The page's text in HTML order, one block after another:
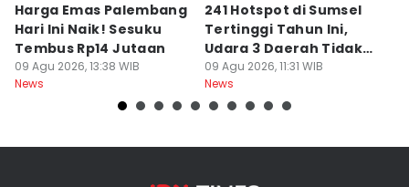
Harga Emas Palembang
Hari Ini Naik! Sesuku
Tembus Rp14 Jutaan
09 Agu 2026, 13:38 WIB
News
241 Hotspot di Sumsel
Tertinggi Tahun Ini,
Udara 3 Daerah Tidak
Sehat
09 Agu 2026, 11:31 WIB
News